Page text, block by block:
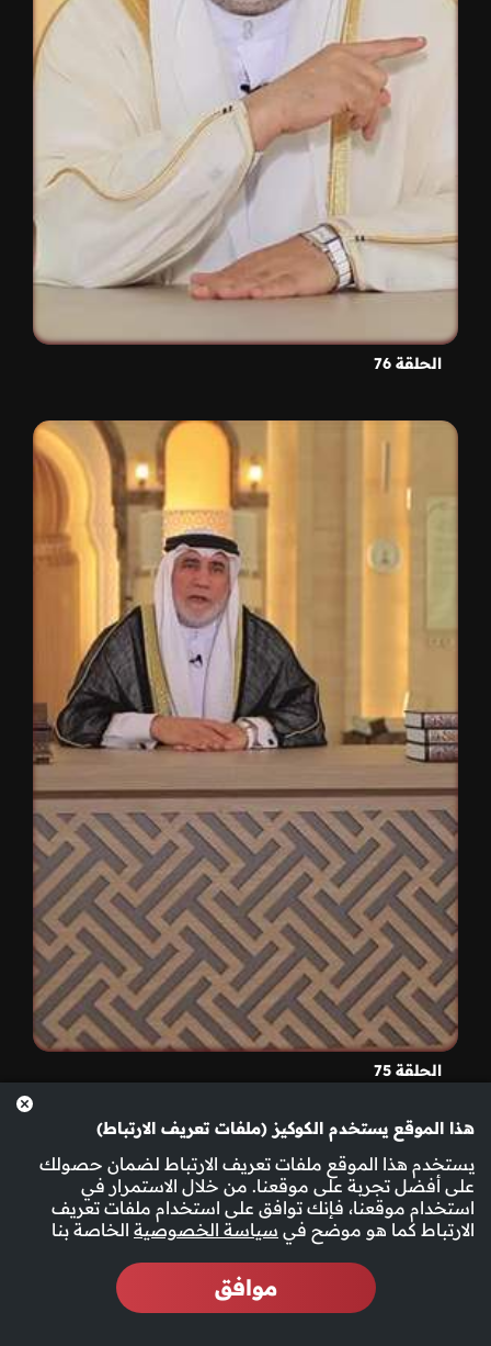
الحلقة 76
الحلقة 75
هذا الموقع يستخدم الكوكيز (ملفات تعريف الارتباط)
يستخدم هذا الموقع ملفات تعريف الارتباط لضمان حصولك
على أفضل تجربة على موقعنا. من خلال الاستمرار في
استخدام موقعنا، فإنك توافق على استخدام ملفات تعريف
الارتباط كما هو موضح في سياسة الخصوصية الخاصة بنا
موافق